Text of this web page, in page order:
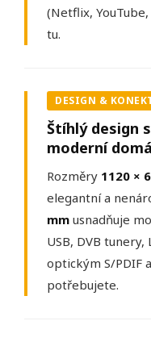
(Netflix,
tu.
DESIGN &
Štíhlý design
moderní
Rozměry 1120 ×
elegantní a
mm usnadňuje
USB, DVB
optickým S/PDIF
potřebujete.